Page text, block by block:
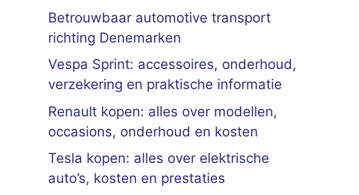
Betrouwbaar automotive transport
richting Denemarken
Vespa Sprint: accessoires, onderhoud,
verzekering en praktische informatie
Renault kopen: alles over modellen,
occasions, onderhoud en kosten
Tesla kopen: alles over elektrische
auto’s, kosten en prestaties